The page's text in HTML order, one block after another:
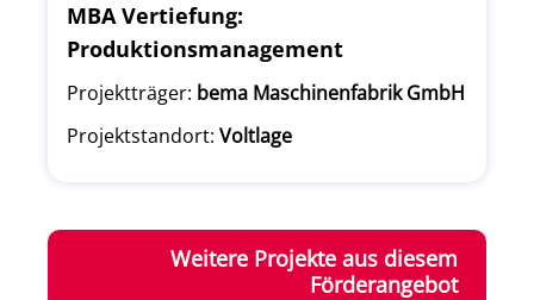
MBA Vertiefung:
Produktionsmanagement
Projektträger: bema Maschinenfabrik GmbH
Projektstandort: Voltlage
Weitere Projekte aus diesem
Förderangebot